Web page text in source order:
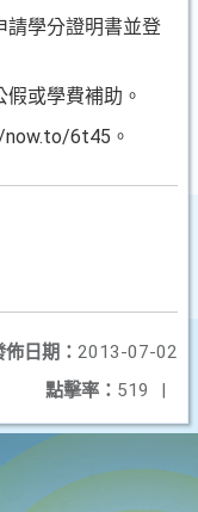
請學分證明書並登
或學費補助。
6t45。
佈日期： 2013-07-02
點擊率： 519 |